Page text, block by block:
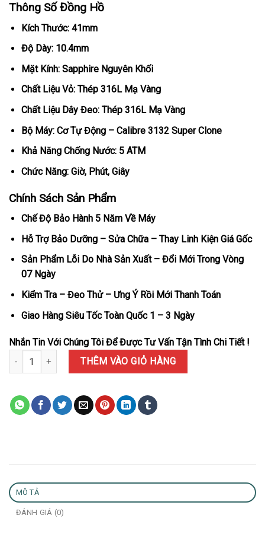
Thông Số Đồng Hồ
Kích Thước: 41mm
Độ Dày: 10.4mm
Mặt Kính: Sapphire Nguyên Khối
Chất Liệu Vỏ: Thép 316L Mạ Vàng
Chất Liệu Dây Đeo: Thép 316L Mạ Vàng
Bộ Máy: Cơ Tự Động – Calibre 3132 Super Clone
Khả Năng Chống Nước: 5 ATM
Chức Năng: Giờ, Phút, Giây
Chính Sách Sản Phẩm
Chế Độ Bảo Hành 5 Năm Về Máy
Hỗ Trợ Bảo Dưỡng – Sửa Chữa – Thay Linh Kiện Giá Gốc
Sản Phẩm Lỗi Do Nhà Sản Xuất – Đổi Mới Trong Vòng
07 Ngày
Kiểm Tra – Đeo Thử – Ưng Ý Rồi Mới Thanh Toán
Giao Hàng Siêu Tốc Toàn Quốc 1 – 3 Ngày
Nhắn Tin Với Chúng Tôi Để Được Tư Vấn Tận Tình Chi Tiết !
Đồng Hồ Audemars Piguet Royal Oak Openworked 15407BA
THÊM VÀO GIỎ HÀNG
MÔ TẢ
ĐÁNH GIÁ (0)